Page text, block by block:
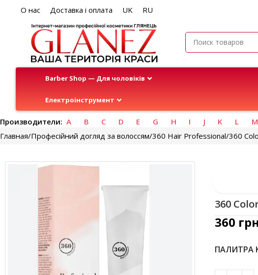
О нас Доставка і оплата UK RU
Barber Shop — Для чоловіків
Електроінструмент
Производители: A B C D E G H I J K L M
Главная Професійний догляд за волоссям 360 Hair Professional 360
360
360
ПАЛИТРА